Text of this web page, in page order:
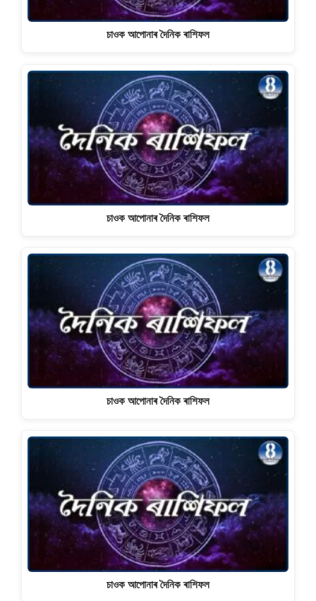
চাওক আপোনাৰ দৈনিক ৰাশিফল
চাওক আপোনাৰ দৈনিক ৰাশিফল
চাওক আপোনাৰ দৈনিক ৰাশিফল
চাওক আপোনাৰ দৈনিক ৰাশিফল